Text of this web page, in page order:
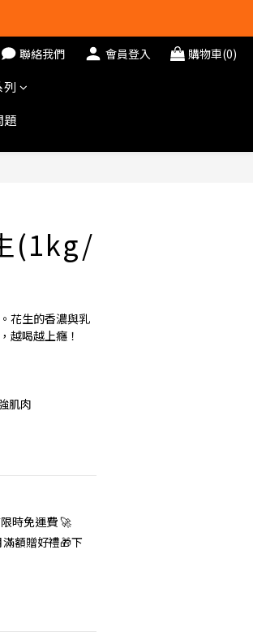
聯絡我們 會員登入 購物車(0)
列
題
(1kg/
花生的香濃與乳
越喝越上癮！
肌肉
時免運費 🚀
額贈好禮🎁下